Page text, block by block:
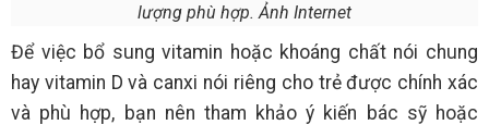
lượng phù hợp. Ảnh Internet
Để việc bổ sung vitamin hoặc khoáng chất nói chung
hay vitamin D và canxi nói riêng cho trẻ được chính xác
và phù hợp, bạn nên tham khảo ý kiến bác sỹ hoặc